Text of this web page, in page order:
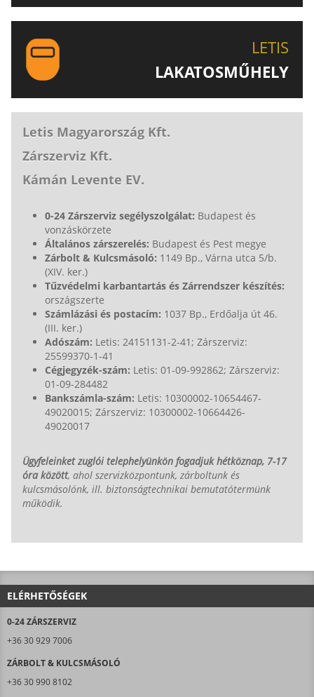
LETIS
LAKATOSMŰHELY
Letis Magyarország Kft.
Zárszerviz Kft.
Kámán Levente EV.
0-24 Zárszerviz segélyszolgálat: Budapest és
vonzáskörzete
Általános zárszerelés: Budapest és Pest megye
Zárbolt & Kulcsmásoló: 1149 Bp., Várna utca 5/b.
(XIV. ker.)
Tűzvédelmi karbantartás és Zárrendszer készítés:
országszerte
Számlázási és postacím: 1037 Bp., Erdőalja út 46.
(III. ker.)
Adószám: Letis: 24151131-2-41; Zárszerviz:
25599370-1-41
Cégjegyzék-szám: Letis: 01-09-992862; Zárszerviz:
01-09-284482
Bankszámla-szám: Letis: 10300002-10654467-
49020015; Zárszerviz: 10300002-10664426-
49020017
Ügyfeleinket zuglói telephelyünkön fogadjuk hétköznap, 7-17
óra között, ahol szervizközpontunk, zárboltunk és
kulcsmásolónk, ill. biztonságtechnikai bemutatótermünk
működik.
ELÉRHETŐSÉGEK
0-24 ZÁRSZERVIZ
+36 30 929 7006
ZÁRBOLT & KULCSMÁSOLÓ
+36 30 990 8102